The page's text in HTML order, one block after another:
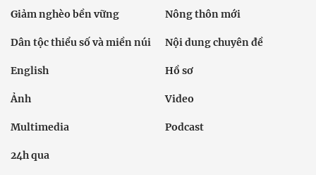
Giảm nghèo bền vững Nông thôn mới
Dân tộc thiểu số và miền núi Nội dung chuyên đề
English Hồ sơ
Ảnh Video
Multimedia Podcast
24h qua